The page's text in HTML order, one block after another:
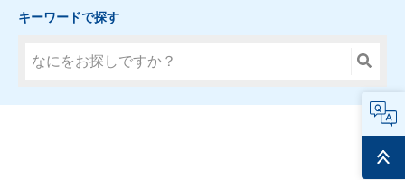
キーワードで探す
トップ